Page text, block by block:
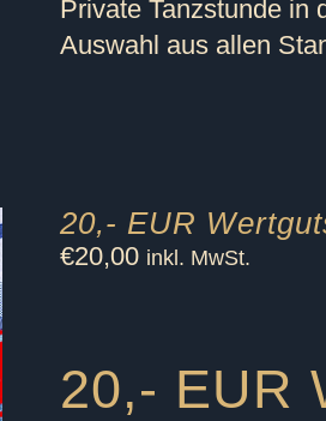
Private Tanzstunde in
Auswahl aus allen
20,- EUR
€20,00 inkl. MwSt.
20,- EUR